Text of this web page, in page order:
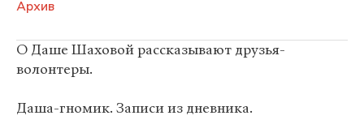
Архив
О Даше Шаховой рассказывают друзья-
волонтеры.
Даша-гномик. Записи из дневника.